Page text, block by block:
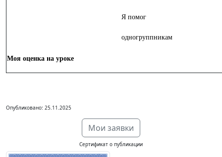
Я помог
одногруппникам
Моя оценка на уроке
Опубликовано: 25.11.2025
Мои заявки
Сертификат о публикации